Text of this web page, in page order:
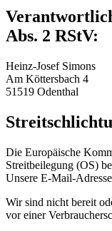
Abs. 2 RStV:
Heinz-Josef Simons
Am Köttersbach 4
51519 Odenthal
Die Europäische
Streitbeilegung (OS)
Unsere E-Mail-
Wir sind nicht bereit
vor einer